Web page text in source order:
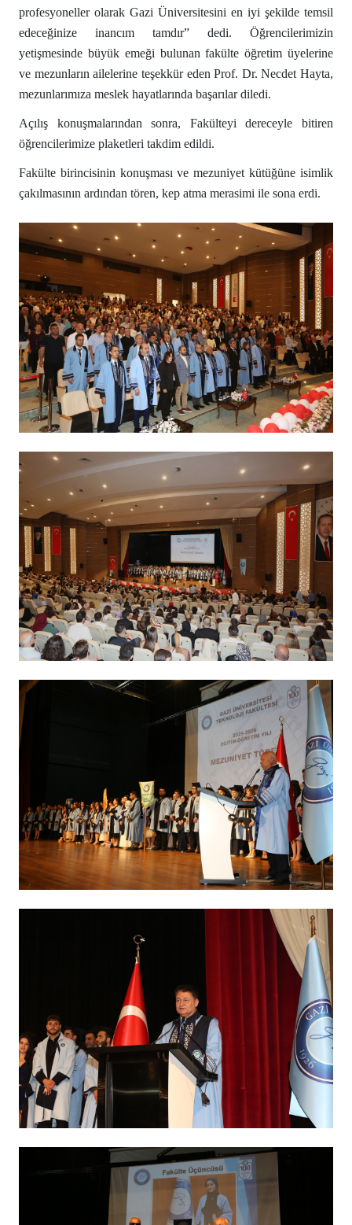
profesyoneller olarak Gazi Üniversitesini en iyi şekilde temsil
edeceğinize inancım tamdır” dedi. Öğrencilerimizin
yetişmesinde büyük emeği bulunan fakülte öğretim üyelerine
ve mezunların ailelerine teşekkür eden Prof. Dr. Necdet Hayta,
mezunlarımıza meslek hayatlarında başarılar diledi.
Açılış konuşmalarından sonra, Fakülteyi dereceyle bitiren
öğrencilerimize plaketleri takdim edildi.
Fakülte birincisinin konuşması ve mezuniyet kütüğüne isimlik
çakılmasının ardından tören, kep atma merasimi ile sona erdi.